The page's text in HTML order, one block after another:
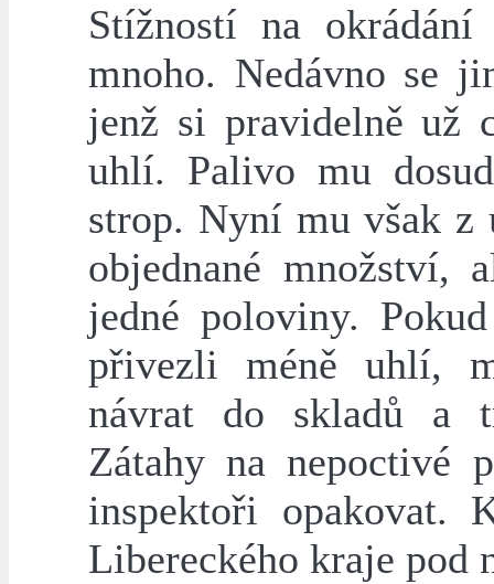
Stížností na
mnoho. Nedávno se
jenž si pravidelně už
uhlí. Palivo mu
strop. Nyní mu však z
objednané
jedné poloviny.
přivezli méně uhlí,
návrat do skladů a
Zátahy na nepoctivé
inspektoři opakovat.
Libereckého kraje pod